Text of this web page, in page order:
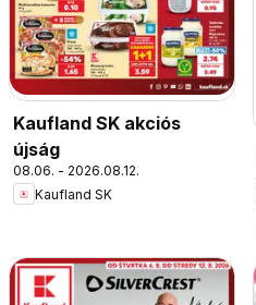
Kaufland SK akciós
újság
08.06. - 2026.08.12.
Kaufland SK